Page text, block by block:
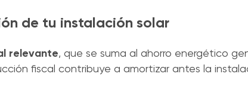
de tu instalación solar
relevante, que se suma al ahorro energético
fiscal contribuye a amortizar antes la